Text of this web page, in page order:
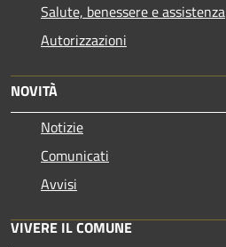
Salute, benessere e assistenza
Autorizzazioni
NOVITÀ
Notizie
Comunicati
Avvisi
VIVERE IL COMUNE